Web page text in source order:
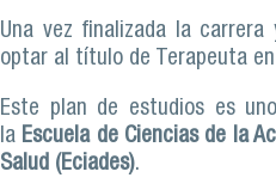
Una vez finalizada la
optar al título de Terapeuta
Este plan de estudios es
la Escuela de Ciencias de la
Salud (Eciades).